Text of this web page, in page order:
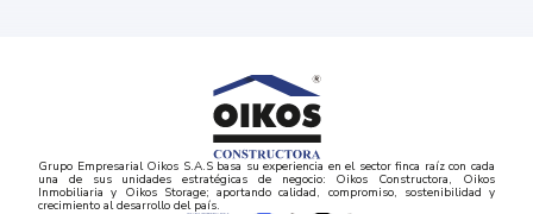
Grupo Empresarial Oikos S.A.S basa su experiencia en el sector finca raíz con cada
una de sus unidades estratégicas de negocio: Oikos Constructora, Oikos
Inmobiliaria y Oikos Storage; aportando calidad, compromiso, sostenibilidad y
crecimiento al desarrollo del país.